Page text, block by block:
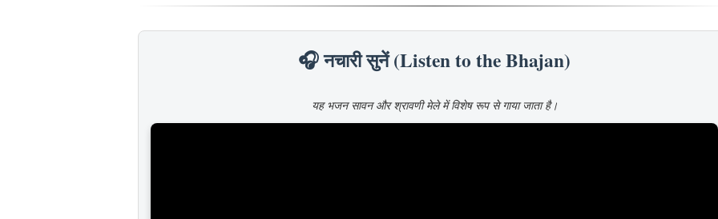
🎧 नचारी सुनें (Listen to the Bhajan)
यह भजन सावन और श्रावणी मेले में विशेष रूप से गाया जाता है।